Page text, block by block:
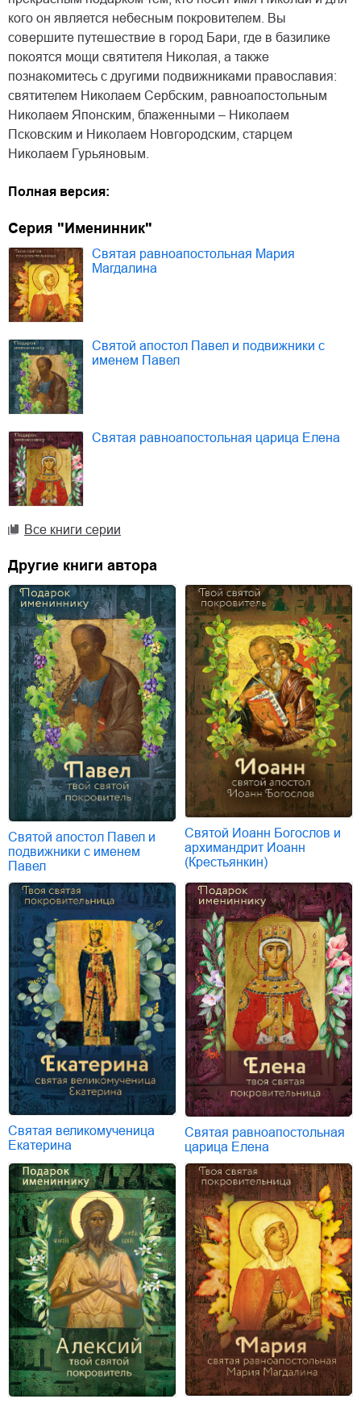
кого он является небесным покровителем. Вы
совершите путешествие в город Бари, где в базилике
покоятся мощи святителя Николая, а также
познакомитесь с другими подвижниками православия:
святителем Николаем Сербским, равноапостольным
Николаем Японским, блаженными – Николаем
Псковским и Николаем Новгородским, старцем
Николаем Гурьяновым.
Полная версия:
Серия "Именинник"
Святая равноапостольная Мария
Магдалина
Святой апостол Павел и подвижники с
именем Павел
Святая равноапостольная царица Елена
Все книги серии
Другие книги автора
Святой апостол Павел и
подвижники с именем
Павел
Святой Иоанн Богослов и
архимандрит Иоанн
(Крестьянкин)
Святая великомученица
Екатерина
Святая равноапостольная
царица Елена